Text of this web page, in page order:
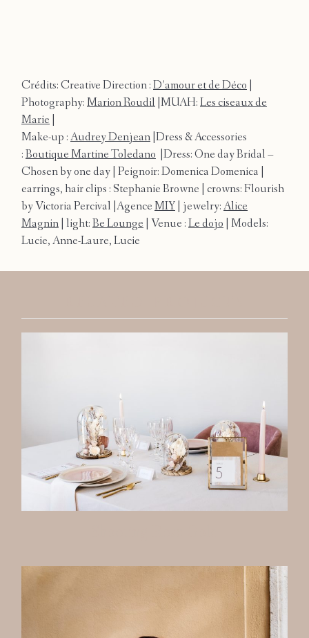
Crédits: Creative Direction : D’amour et de Déco
Photography: Marion Roudil |MUAH: Les ciseaux de
Marie
Make-up : Audrey Denjean |Dress & Accessories
: Boutique Martine Toledano |Dress: One day Bridal –
Chosen by one day | Peignoir: Domenica Domenica |
earrings, hair clips : Stephanie Browne | crowns: Flourish
by Victoria Percival |Agence MIY | jewelry: Alice
Magnin | light: Be Lounge | Venue : Le dojo | Models:
Lucie, Anne-Laure, Lucie
Portfolio
Contact
Workshop